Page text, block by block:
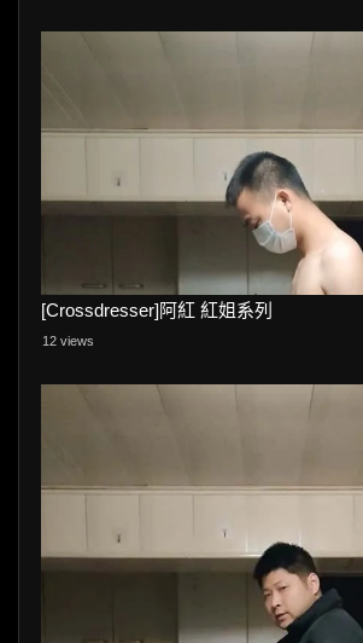
[Crossdresser]阿紅 紅姐系列
12 views